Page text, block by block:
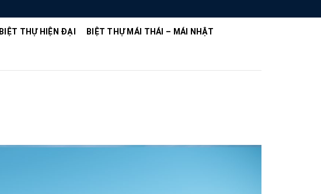
BIỆT THỰ HIỆN ĐẠI BIỆT THỰ MÁI THÁI – MÁI NHẬT